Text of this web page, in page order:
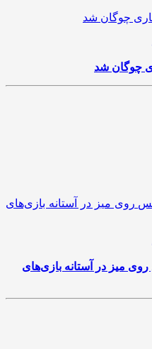
چوگان شد
میز در آستانه بازی‌های